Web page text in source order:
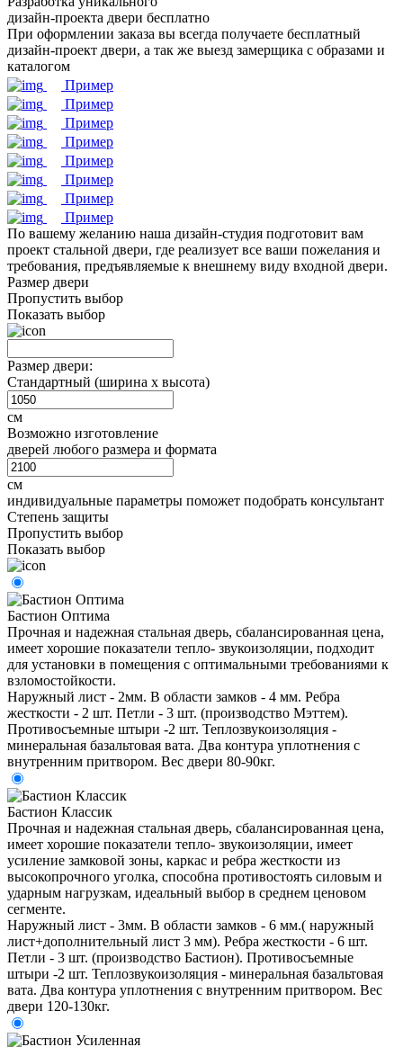
дизайн-проекта двери бесплатно
При оформлении заказа вы всегда получаете бесплатный
дизайн-проект двери, а так же выезд замерщика с образами и
каталогом
Пример
Пример
Пример
Пример
Пример
Пример
Пример
Пример
По вашему желанию наша дизайн-студия подготовит вам
проект стальной двери, где реализует все ваши пожелания и
требования, предъявляемые к внешнему виду входной двери.
Размер двери
Пропустить выбор
Показать выбор
Размер двери:
Стандартный (ширина х высота)
см
Возможно изготовление
дверей любого размера и формата
см
индивидуальные параметры поможет подобрать консультант
Степень защиты
Пропустить выбор
Показать выбор
Бастион Оптима
Прочная и надежная стальная дверь, сбалансированная цена,
имеет хорошие показатели тепло- звукоизоляции, подходит
для установки в помещения с оптимальными требованиями к
взломостойкости.
Наружный лист - 2мм. В области замков - 4 мм. Ребра
жесткости - 2 шт. Петли - 3 шт. (производство Мэттем).
Противосъемные штыри -2 шт. Теплозвукоизоляция -
минеральная базальтовая вата. Два контура уплотнения с
внутренним притвором. Вес двери 80-90кг.
Бастион Классик
Прочная и надежная стальная дверь, сбалансированная цена,
имеет хорошие показатели тепло- звукоизоляции, имеет
усиление замковой зоны, каркас и ребра жесткости из
высокопрочного уголка, способна противостоять силовым и
ударным нагрузкам, идеальный выбор в среднем ценовом
сегменте.
Наружный лист - 3мм. В области замков - 6 мм.( наружный
лист+дополнительный лист 3 мм). Ребра жесткости - 6 шт.
Петли - 3 шт. (производство Бастион). Противосъемные
штыри -2 шт. Теплозвукоизоляция - минеральная базальтовая
вата. Два контура уплотнения с внутренним притвором. Вес
двери 120-130кг.